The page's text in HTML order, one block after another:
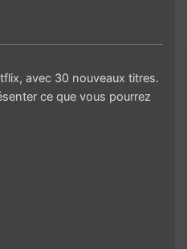
avec 30 nouveaux titres.
ce que vous pourrez